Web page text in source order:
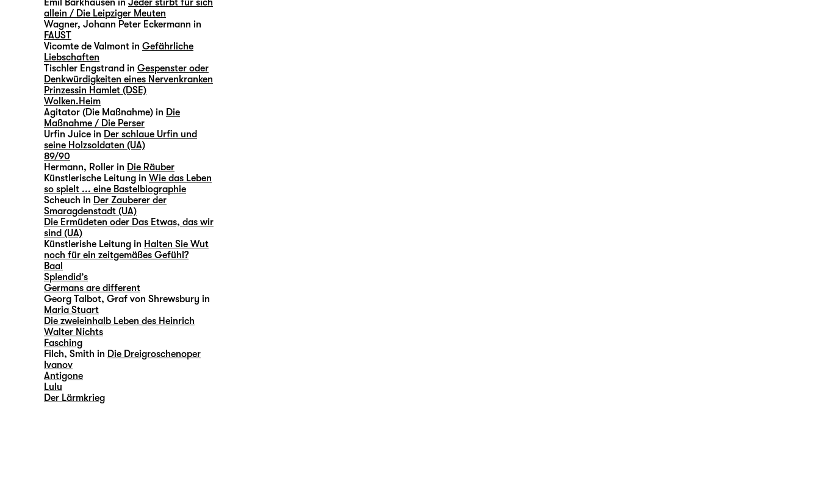
Emil Barkhausen in Jeder stirbt für sich
allein / Die Leipziger Meuten
Wagner, Johann Peter Eckermann in
FAUST
Vicomte de Valmont in Gefährliche
Liebschaften
Tischler Engstrand in Gespenster oder
Denkwürdigkeiten eines Nervenkranken
Prinzessin Hamlet (DSE)
Wolken.Heim
Agitator (Die Maßnahme) in Die
Maßnahme / Die Perser
Urfin Juice in Der schlaue Urfin und
seine Holzsoldaten (UA)
89/90
Hermann, Roller in Die Räuber
Künstlerische Leitung in Wie das Leben
so spielt ... eine Bastelbiographie
Scheuch in Der Zauberer der
Smaragdenstadt (UA)
Die Ermüdeten oder Das Etwas, das wir
sind (UA)
Künstlerishe Leitung in Halten Sie Wut
noch für ein zeitgemäßes Gefühl?
Baal
Splendid’s
Germans are different
Georg Talbot, Graf von Shrewsbury in
Maria Stuart
Die zweieinhalb Leben des Heinrich
Walter Nichts
Fasching
Filch, Smith in Die Dreigroschenoper
Ivanov
Antigone
Lulu
Der Lärmkrieg